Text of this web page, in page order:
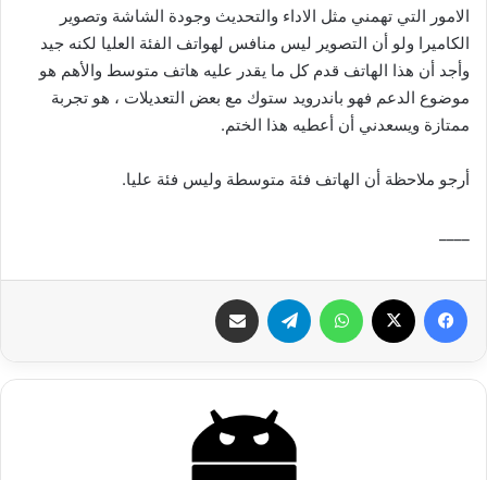
الامور التي تهمني مثل الاداء والتحديث وجودة الشاشة وتصوير
الكاميرا ولو أن التصوير ليس منافس لهواتف الفئة العليا لكنه جيد
وأجد أن هذا الهاتف قدم كل ما يقدر عليه هاتف متوسط والأهم هو
موضوع الدعم فهو باندرويد ستوك مع بعض التعديلات ، هو تجربة
ممتازة ويسعدني أن أعطيه هذا الختم.
أرجو ملاحظة أن الهاتف فئة متوسطة وليس فئة عليا.